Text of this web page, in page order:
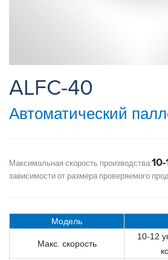
ALFC-40
Автоматический
Максимальная скорость производства:
зависимости от размера проверяемого
Модель
Макс. скорость
10-12